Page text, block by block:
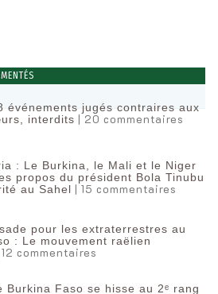
événements jugés contraires aux
interdits | 20 commentaires
: Le Burkina, le Mali et le Niger
propos du président Bola Tinubu
au Sahel | 15 commentaires
pour les extraterrestres au
: Le mouvement raëlien
12 commentaires
Burkina Faso se hisse au 2ᵉ rang